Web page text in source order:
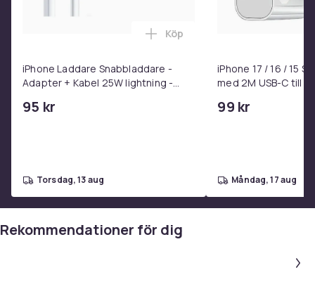
iPhone Laddare Snabbladdare -
Adapter + Kabel 25W lightning -
95 kr
Lägg till iPhone Laddare
Köp
torsdag, 13 aug
iPhone 17 / 16 / 15
med 2M USB-C till
99 kr
måndag, 17 aug
Rekommendationer för dig